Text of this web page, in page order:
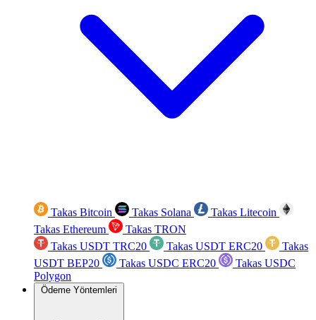
Takas Bitcoin Takas Solana
Takas Litecoin
Takas Ethereum
Takas TRON
Takas USDT TRC20
Takas USDT ERC20
Takas
USDT BEP20
Takas USDC ERC20
Takas USDC
Polygon
Ödeme Yöntemleri